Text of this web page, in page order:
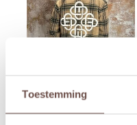
Toestemming
Accessoires
Tops
Pullovers
Underwear Equalité